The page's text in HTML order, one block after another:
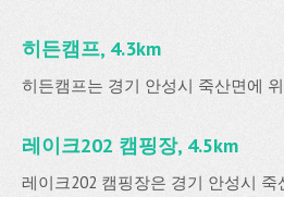
히든캠프, 4.3km
히든캠프는 경기 안성시 죽산면에
레이크202 캠핑장, 4.5km
레이크202 캠핑장은 경기 안성시 죽